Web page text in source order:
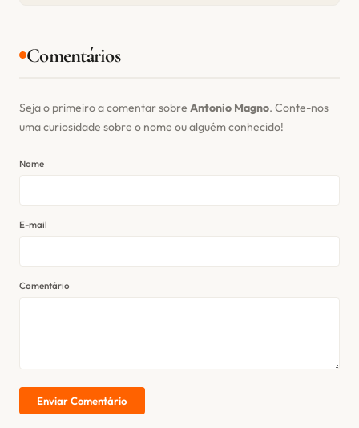
Comentários
Seja o primeiro a comentar sobre Antonio Magno. Conte-nos
uma curiosidade sobre o nome ou alguém conhecido!
Nome
E-mail
Comentário
Enviar Comentário